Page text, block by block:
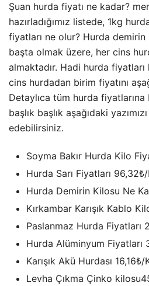
Şuan hurda fiyatı ne kadar?
hazırladığımız listede, 1kg
fiyatları ne olur? Hurda
başta olmak üzere, her cins
almaktadır. Hadi hurda
cins hurdadan birim fiyatını
Detaylıca tüm hurda
başlık başlık aşağıdaki
edebilirsiniz.
Soyma Bakır Hurda Kilo
Hurda Sarı Fiyatları 96,32₺/
Hurda Demirin Kilosu Ne
Kırkambar Karışık Kablo
Paslanmaz Hurda Fiyatları
Hurda Alüminyum Fiyatları
Karışık Akü Hurdası 16,16₺/
Levha Çıkma Çinko